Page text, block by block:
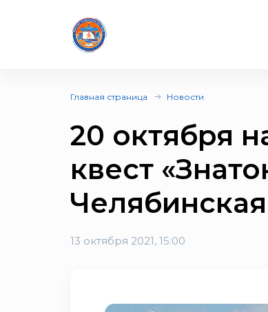
Главная страница Новости
20 октября
квест
13 октября 2021, 15:00